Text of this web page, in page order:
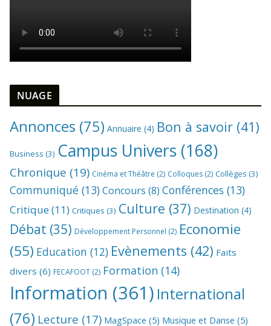
NUAGE
Annonces (75) Annuaire (4) Bon à savoir (41)
Business (3) Campus Univers (168)
Chronique (19) Cinéma et Théâtre (2) Colloques (2) Collèges (3)
Communiqué (13)Concours (8) Conférences (13)
Critique(11) Critiques (3) Culture (37) Destination (4)
Débat (35) Développement Personnel (2) Economie
(55) Education (12) Evènements (42) Faits
divers (6) FECAFOOT (2) Formation (14)
Information (361) International
(76) Lecture (17) MagSpace (5) Musique et Danse (5)